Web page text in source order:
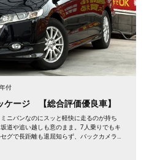
付
ージ 【総合評価優良車】
ニバンなのにスッと軽快に走るのが持ち
道や追い越しも意のまま。7人乗りでもキ
グで長距離も退屈知らず、バックカメラで
荷室もフラットに広がります💫黒ボディ